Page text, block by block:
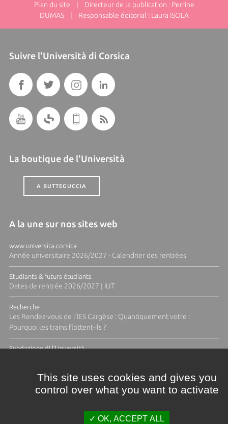
Plan du site | Directeur de la publication : Perrine
DUMAS | Responsable éditorial : Laura ISOLA
Suivre l'Università di Corsica
La boutique de l'Università
A BUTTEGUCCIA
A la une sur nos sites web
www.universita.corsica
Année universitaire 2026/2027 - Calendrier des rentrées
Etudiants & futurs étudiants
Dates de rentrée 2026/2027 | IUT
Recherche
Les Rendez-vous de l'IES Cargèse : Quantiquement votre :
Pourquoi les trains flottent-ils ?
Fundazione di l'Università
This site uses cookies and gives you
control over what you want to activate
OK, ACCEPT ALL